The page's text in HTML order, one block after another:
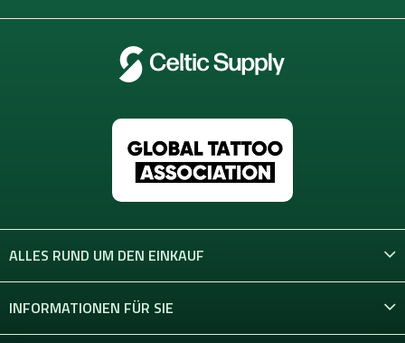
ALLES RUND UM DEN EINKAUF
INFORMATIONEN FÜR SIE